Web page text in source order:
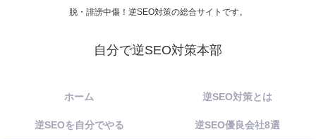
脱・誹謗中傷！逆SEO対策の総合サイトです。
自分で逆SEO対策本部
ホーム 逆SEO対策とは
逆SEOを自分でやる 逆SEO優良会社8選